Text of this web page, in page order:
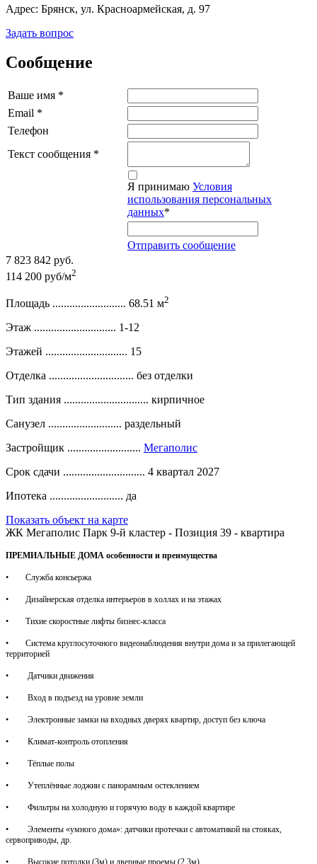
Адрес: Брянск, ул. Красноармейская, д. 97
Задать вопрос
Сообщение
Ваше имя *
Email *
Телефон
Текст сообщения *
Я принимаю Условия
использования персональных
данных*
Отправить сообщение
7 823 842 руб.
114 200 руб/м2
Площадь .......................... 68.51 м2
Этаж ............................. 1-12
Этажей ............................. 15
Отделка .............................. без отделки
Тип здания .............................. кирпичное
Санузел .......................... раздельный
Застройщик .......................... Мегаполис
Срок сдачи ............................. 4 квартал 2027
Ипотека .......................... да
Показать объект на карте
ЖК Мегаполис Парк 9-й кластер - Позиция 39 - квартира
ПРЕМИАЛЬНЫЕ ДОМА особенности и преимущества
• Служба консьержа
• Дизайнерская отделка интерьеров в холлах и на этажах
• Тихие скоростные лифты бизнес-класса
• Система круглосуточного видеонаблюдения внутри дома и за прилегающей
территорией
• Датчики движения
• Вход в подъезд на уровне земли
• Электронные замки на входных дверях квартир, доступ без ключа
• Климат-контроль отопления
• Тёплые полы
• Утеплённые лоджии с панорамным остеклением
• Фильтры на холодную и горячую воду в каждой квартире
• Элементы «умного дома»: датчики протечки с автоматикой на стояках,
сервоприводы, др.
• Высокие потолки (3м) и дверные проемы (2,3м)